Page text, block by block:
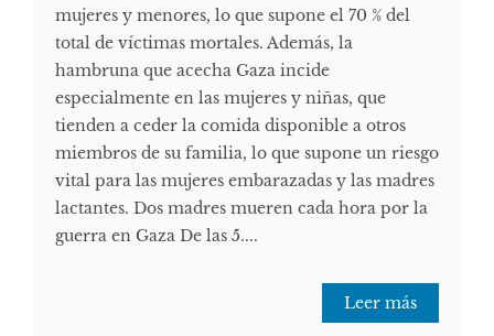
mujeres y menores, lo que supone el 70 % del
total de víctimas mortales. Además, la
hambruna que acecha Gaza incide
especialmente en las mujeres y niñas, que
tienden a ceder la comida disponible a otros
miembros de su familia, lo que supone un riesgo
vital para las mujeres embarazadas y las madres
lactantes. Dos madres mueren cada hora por la
guerra en Gaza De las 5....
Leer más